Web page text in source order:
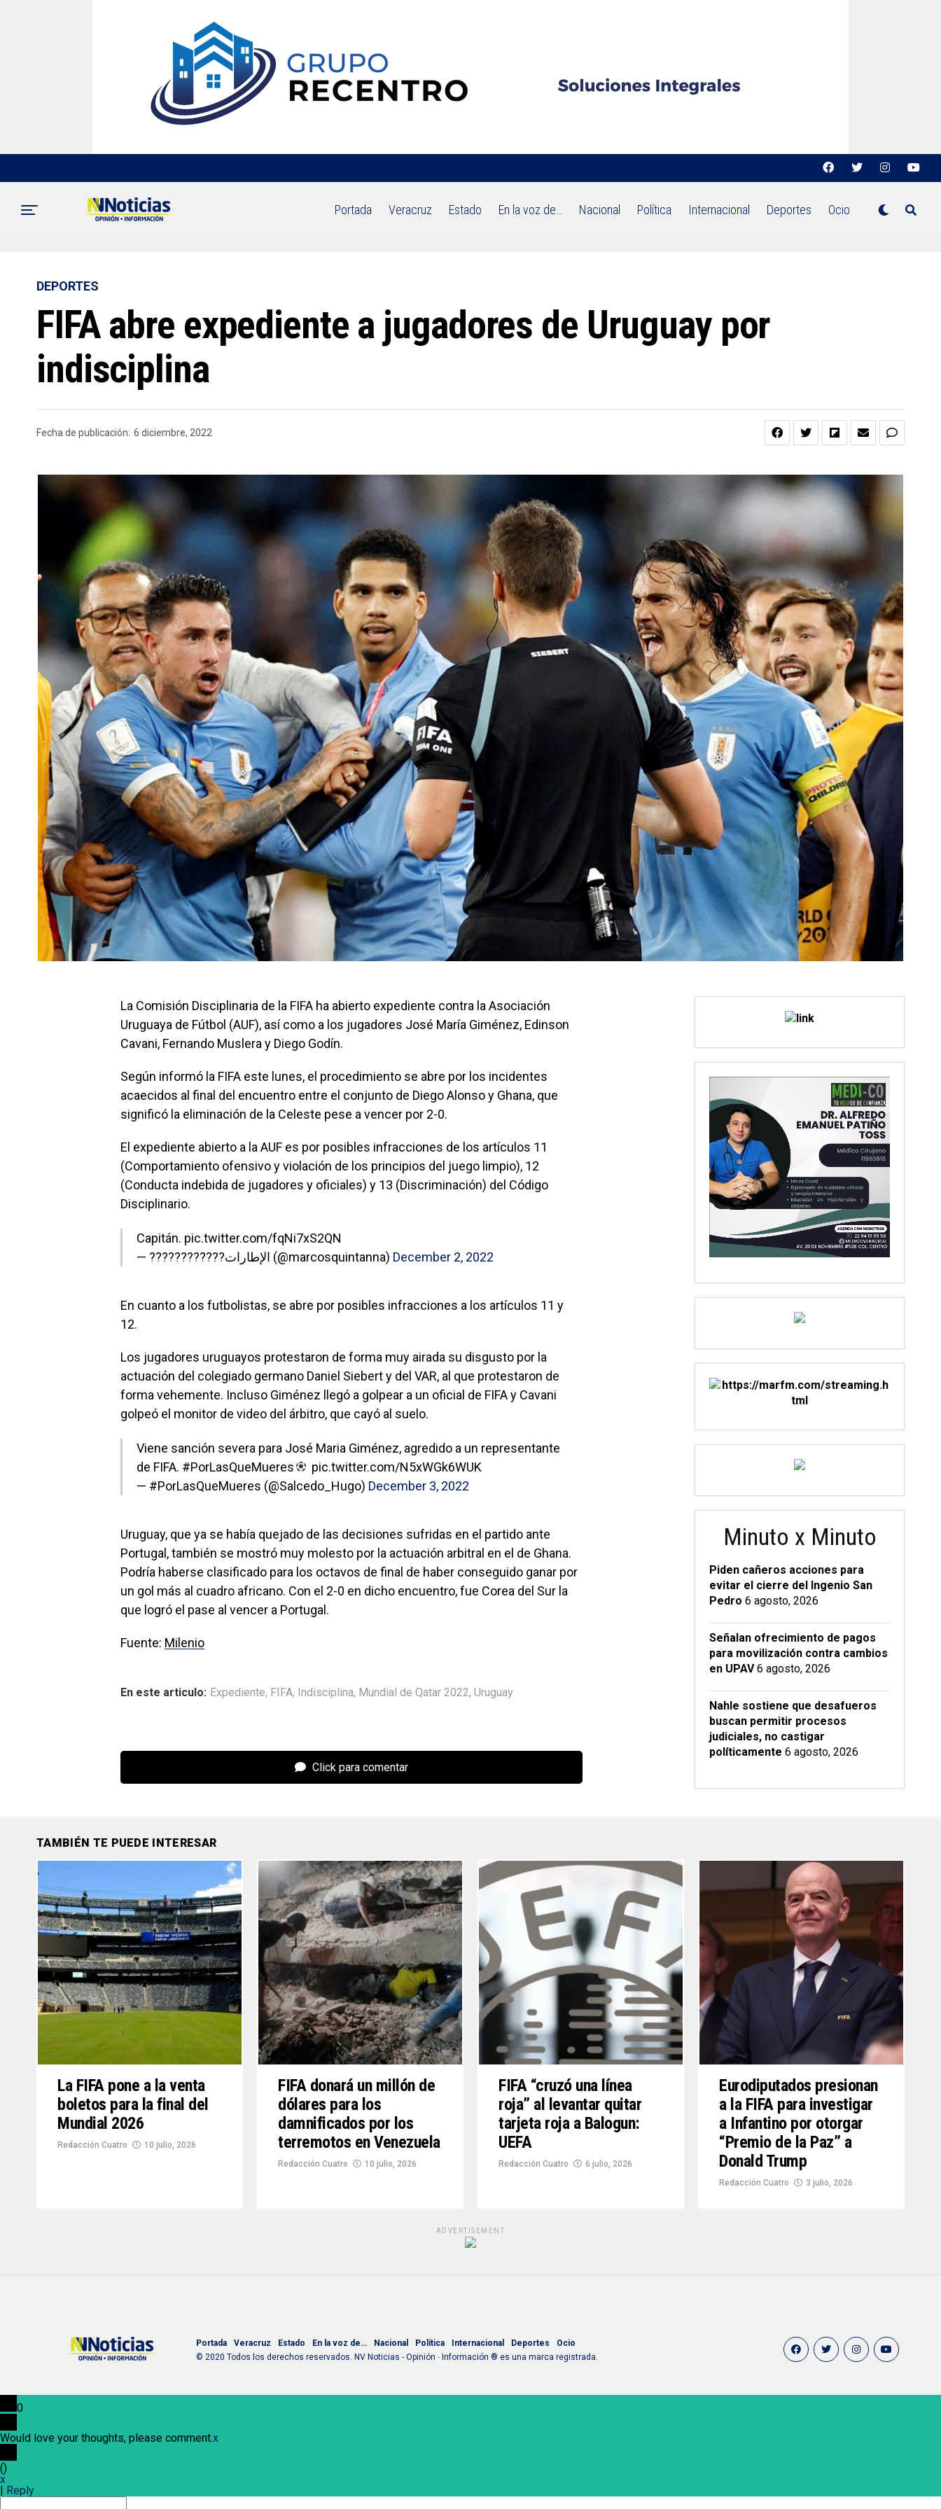
Portada Veracruz Estado En la voz de… Nacional Política Internacional Deportes Ocio
DEPORTES
FIFA abre expediente a jugadores de Uruguay por
indisciplina
Fecha de publicación: 6 diciembre, 2022
La Comisión Disciplinaria de la FIFA ha abierto expediente contra la Asociación
Uruguaya de Fútbol (AUF), así como a los jugadores José María Giménez, Edinson
Cavani, Fernando Muslera y Diego Godín.
Según informó la FIFA este lunes, el procedimiento se abre por los incidentes
acaecidos al final del encuentro entre el conjunto de Diego Alonso y Ghana, que
significó la eliminación de la Celeste pese a vencer por 2-0.
El expediente abierto a la AUF es por posibles infracciones de los artículos 11
(Comportamiento ofensivo y violación de los principios del juego limpio), 12
(Conducta indebida de jugadores y oficiales) y 13 (Discriminación) del Código
Disciplinario.
Capitán. pic.twitter.com/fqNi7xS2QN
— ????????????الإطارات (@marcosquintanna) December 2, 2022
En cuanto a los futbolistas, se abre por posibles infracciones a los artículos 11 y
12.
Los jugadores uruguayos protestaron de forma muy airada su disgusto por la
actuación del colegiado germano Daniel Siebert y del VAR, al que protestaron de
forma vehemente. Incluso Giménez llegó a golpear a un oficial de FIFA y Cavani
golpeó el monitor de video del árbitro, que cayó al suelo.
Viene sanción severa para José Maria Giménez, agredido a un representante
de FIFA. #PorLasQueMueres
pic.twitter.com/N5xWGk6WUK
— #PorLasQueMueres (@Salcedo_Hugo) December 3, 2022
Uruguay, que ya se había quejado de las decisiones sufridas en el partido ante
Portugal, también se mostró muy molesto por la actuación arbitral en el de Ghana.
Podría haberse clasificado para los octavos de final de haber conseguido ganar por
un gol más al cuadro africano. Con el 2-0 en dicho encuentro, fue Corea del Sur la
que logró el pase al vencer a Portugal.
Fuente: Milenio
En este articulo: Expediente, FIFA, Indisciplina, Mundial de Qatar 2022, Uruguay
Click para comentar
Minuto x Minuto
Piden cañeros acciones para
evitar el cierre del Ingenio San
Pedro 6 agosto, 2026
Señalan ofrecimiento de pagos
para movilización contra cambios
en UPAV 6 agosto, 2026
Nahle sostiene que desafueros
buscan permitir procesos
judiciales, no castigar
políticamente 6 agosto, 2026
TAMBIÉN TE PUEDE INTERESAR
La FIFA pone a la venta
boletos para la final del
Mundial 2026
Redacción Cuatro 10 julio, 2026
FIFA donará un millón de
dólares para los
damnificados por los
terremotos en Venezuela
Redacción Cuatro 10 julio, 2026
FIFA “cruzó una línea
roja” al levantar quitar
tarjeta roja a Balogun:
UEFA
Redacción Cuatro 6 julio, 2026
Eurodiputados presionan
a la FIFA para investigar
a Infantino por otorgar
“Premio de la Paz” a
Donald Trump
Redacción Cuatro 3 julio, 2026
ADVERTISEMENT
Portada Veracruz Estado En la voz de… Nacional Política Internacional Deportes
Ocio
© 2020 Todos los derechos reservados. NV Noticias - Opinión ∙ Información ® es una marca registrada.
0
Would love your thoughts, please comment.x
()
x
Reply